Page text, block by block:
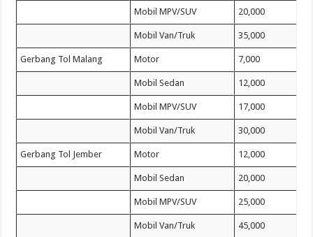
Mobil MPV/SUV 20,000
Mobil Van/Truk 35,000
Gerbang Tol Malang Motor 7,000
Mobil Sedan 12,000
Mobil MPV/SUV 17,000
Mobil Van/Truk 30,000
Gerbang Tol Jember Motor 12,000
Mobil Sedan 20,000
Mobil MPV/SUV 25,000
Mobil Van/Truk 45,000